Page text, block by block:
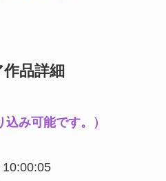
品詳細
込み可能です。）